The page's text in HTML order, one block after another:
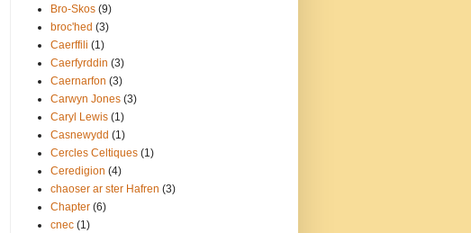
Bro-Skos (9)
broc'hed (3)
Caerffili (1)
Caerfyrddin (3)
Caernarfon (3)
Carwyn Jones (3)
Caryl Lewis (1)
Casnewydd (1)
Cercles Celtiques (1)
Ceredigion (4)
chaoser ar ster Hafren (3)
Chapter (6)
cnec (1)